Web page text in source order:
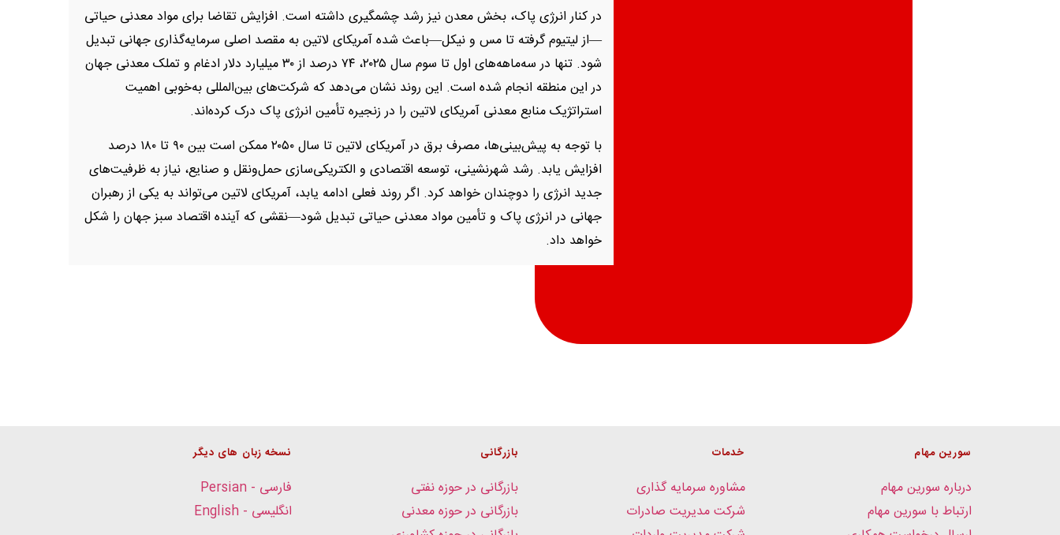
در کنار انرژی پاک، بخش معدن نیز رشد چشمگیری داشته است. افزایش تقاضا برای مواد معدنی حیاتی
—از لیتیوم گرفته تا مس و نیکل—باعث شده آمریکای لاتین به مقصد اصلی سرمایه‌گذاری جهانی تبدیل
شود. تنها در سه‌ماهه‌های اول تا سوم سال ۲۰۲۵، ۷۴ درصد از ۳۰ میلیارد دلار ادغام و تملک معدنی جهان
در این منطقه انجام شده است. این روند نشان می‌دهد که شرکت‌های بین‌المللی به‌خوبی اهمیت
استراتژیک منابع معدنی آمریکای لاتین را در زنجیره تأمین انرژی پاک درک کرده‌اند.
با توجه به پیش‌بینی‌ها، مصرف برق در آمریکای لاتین تا سال ۲۰۵۰ ممکن است بین ۹۰ تا ۱۸۰ درصد
افزایش یابد. رشد شهرنشینی، توسعه اقتصادی و الکتریکی‌سازی حمل‌ونقل و صنایع، نیاز به ظرفیت‌های
جدید انرژی را دوچندان خواهد کرد. اگر روند فعلی ادامه یابد، آمریکای لاتین می‌تواند به یکی از رهبران
جهانی در انرژی پاک و تأمین مواد معدنی حیاتی تبدیل شود—نقشی که آینده اقتصاد سبز جهان را شکل
خواهد داد.
سورین مهام
درباره سورین مهام
ارتباط با سورین مهام
خدمات
مشاوره سرمایه گذاری
شرکت مدیریت صادرات
بازرگانی
بازرگانی در حوزه نفتی
بازرگانی در حوزه معدنی
نسخه زبان های دیگر
فارسی - Persian
انگلیسی - English